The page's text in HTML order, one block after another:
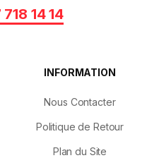
14 14
INFORMATION
Nous Contacter
Politique de Retour
Plan du Site